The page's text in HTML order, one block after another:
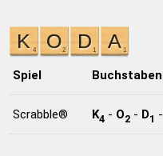
Spiel Buchstaben
Scrabble® K4 - O2- D1 -